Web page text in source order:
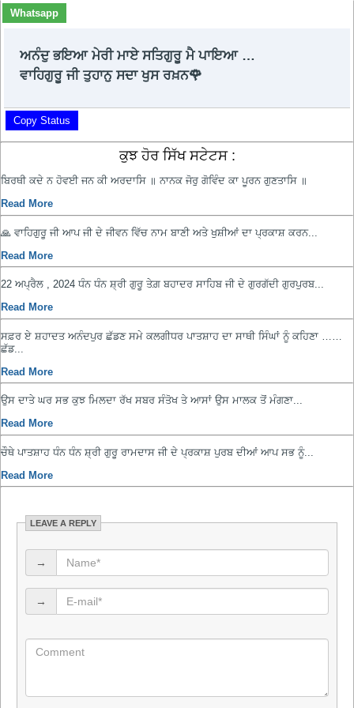
Whatsapp
ਅਨੰਦੁ ਭਇਆ ਮੇਰੀ ਮਾਏ ਸਤਿਗੁਰੂ ਮੈ ਪਾਇਆ …
ਵਾਹਿਗੁਰੂ ਜੀ ਤੁਹਾਨੁ ਸਦਾ ਖੁਸ ਰਖ਼ਨ🌹
Copy Status
ਕੁਝ ਹੋਰ ਸਿੱਖ ਸਟੇਟਸ :
ਬਿਰਥੀ ਕਦੇ ਨ ਹੋਵਈ ਜਨ ਕੀ ਅਰਦਾਸਿ ॥ ਨਾਨਕ ਜੋਰੁ ਗੋਵਿੰਦ ਕਾ ਪੂਰਨ ਗੁਣਤਾਸਿ ॥
Read More
🙏 ਵਾਹਿਗੁਰੂ ਜੀ ਆਪ ਜੀ ਦੇ ਜੀਵਨ ਵਿੱਚ ਨਾਮ ਬਾਣੀ ਅਤੇ ਖੁਸ਼ੀਆਂ ਦਾ ਪ੍ਰਕਾਸ਼ ਕਰਨ...
Read More
22 ਅਪ੍ਰੈਲ , 2024 ਧੰਨ ਧੰਨ ਸ਼੍ਰੀ ਗੁਰੂ ਤੇਗ਼ ਬਹਾਦਰ ਸਾਹਿਬ ਜੀ ਦੇ ਗੁਰਗੱਦੀ ਗੁਰਪੁਰਬ...
Read More
ਸਫ਼ਰ ਏ ਸ਼ਹਾਦਤ ਅਨੰਦਪੁਰ ਛੱਡਣ ਸਮੇ ਕਲਗੀਧਰ ਪਾਤਸ਼ਾਹ ਦਾ ਸਾਥੀ ਸਿੰਘਾਂ ਨੂੰ ਕਹਿਣਾ ……
ਛੱਡ...
Read More
ਉਸ ਦਾਤੇ ਘਰ ਸਭ ਕੁਝ ਮਿਲਦਾ ਰੱਖ ਸਬਰ ਸੰਤੋਖ ਤੇ ਆਸਾਂ ਉਸ ਮਾਲਕ ਤੋਂ ਮੰਗਣਾ...
Read More
ਚੌਥੇ ਪਾਤਸ਼ਾਹ ਧੰਨ ਧੰਨ ਸ਼੍ਰੀ ਗੁਰੂ ਰਾਮਦਾਸ ਜੀ ਦੇ ਪ੍ਰਕਾਸ਼ ਪੁਰਬ ਦੀਆਂ ਆਪ ਸਭ ਨੂੰ...
Read More
LEAVE A REPLY
→
→